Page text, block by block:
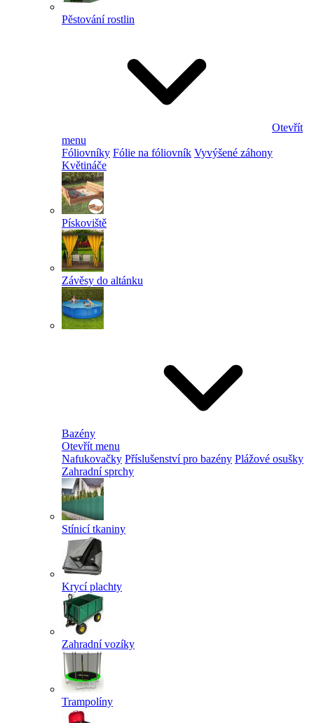
Pěstování rostlin
Otevřít
menu
Fóliovníky Fólie na fóliovník Vyvýšené záhony
Květináče
Pískoviště
Závěsy do altánku
Bazény
Otevřít menu
Nafukovačky Příslušenství pro bazény Plážové osušky
Zahradní sprchy
Stínicí tkaniny
Krycí plachty
Zahradní vozíky
Trampolíny